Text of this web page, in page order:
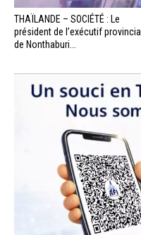
THAÏLANDE – SOCIÉTÉ : Le
président de l’exécutif provincial
de Nonthaburi...